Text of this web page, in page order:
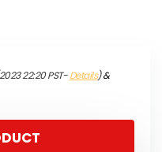
22:20 PST-Details)&